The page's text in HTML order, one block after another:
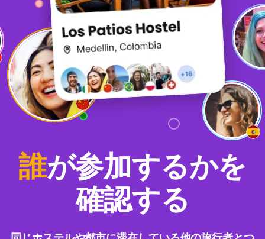
誰が参加するかを
確認する